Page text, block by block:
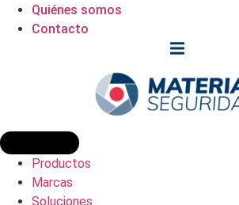
Quiénes somos
Contacto
Productos
Marcas
Soluciones